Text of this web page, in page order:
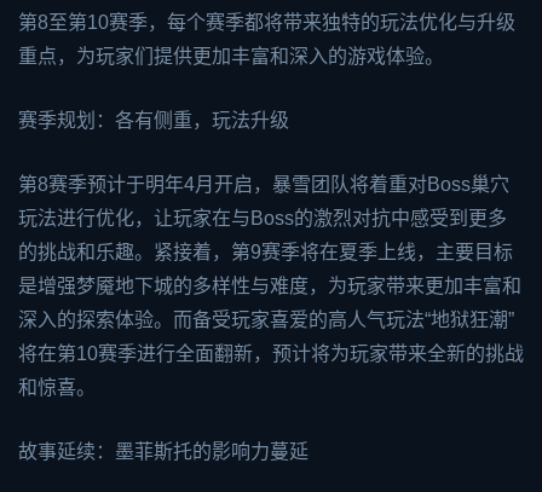
第8至第10赛季，每个赛季都将带来独特的玩法优化与升级
重点，为玩家们提供更加丰富和深入的游戏体验。
赛季规划：各有侧重，玩法升级
第8赛季预计于明年4月开启，暴雪团队将着重对Boss巢穴
玩法进行优化，让玩家在与Boss的激烈对抗中感受到更多
的挑战和乐趣。紧接着，第9赛季将在夏季上线，主要目标
是增强梦魇地下城的多样性与难度，为玩家带来更加丰富和
深入的探索体验。而备受玩家喜爱的高人气玩法“地狱狂潮”
将在第10赛季进行全面翻新，预计将为玩家带来全新的挑战
和惊喜。
故事延续：墨菲斯托的影响力蔓延